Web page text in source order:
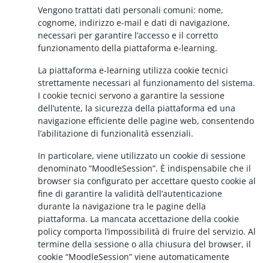
Vengono trattati dati personali comuni: nome,
cognome, indirizzo e-mail e dati di navigazione,
necessari per garantire l’accesso e il corretto
funzionamento della piattaforma e-learning.
La piattaforma e-learning utilizza cookie tecnici
strettamente necessari al funzionamento del sistema.
I cookie tecnici servono a garantire la sessione
dell’utente, la sicurezza della piattaforma ed una
navigazione efficiente delle pagine web, consentendo
l’abilitazione di funzionalità essenziali.
In particolare, viene utilizzato un cookie di sessione
denominato “MoodleSession”. È indispensabile che il
browser sia configurato per accettare questo cookie al
fine di garantire la validità dell’autenticazione
durante la navigazione tra le pagine della
piattaforma. La mancata accettazione della cookie
policy comporta l’impossibilità di fruire del servizio. Al
termine della sessione o alla chiusura del browser, il
cookie “MoodleSession” viene automaticamente